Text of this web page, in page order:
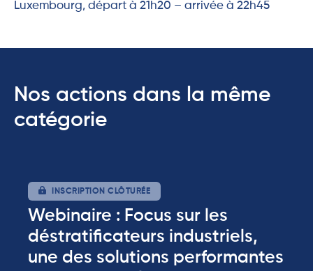
Luxembourg, départ à 21h20 – arrivée à 22h45
Nos actions dans la même
catégorie
INSCRIPTION CLÔTURÉE
Webinaire : Focus sur les
déstratificateurs industriels,
une des solutions performantes